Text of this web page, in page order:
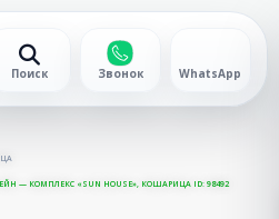
Поиск Звонок WhatsApp
— КОМПЛЕКС «SUN HOUSE», КОШАРИЦА ID: 98492